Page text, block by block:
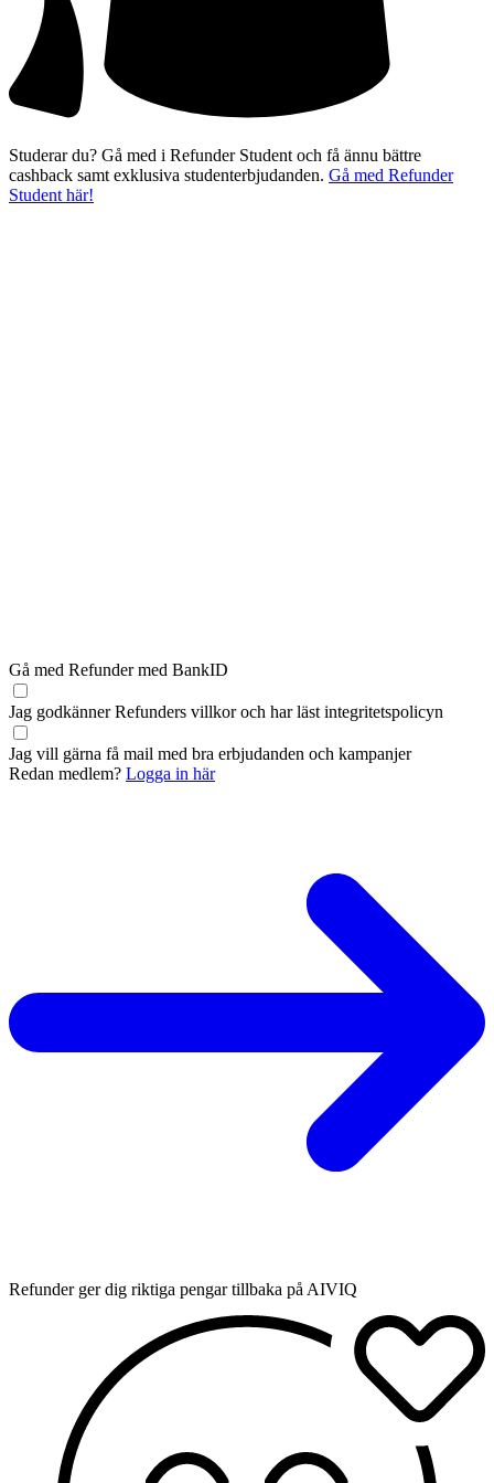
Studerar du? Gå med i Refunder Student och få ännu bättre
cashback samt exklusiva studenterbjudanden. Gå med Refunder
Student här!
Gå med Refunder med BankID
Jag godkänner Refunders villkoroch har läst integritetspolicyn
Jag vill gärna få mail med bra erbjudanden och kampanjer
Redan medlem? Logga in här
Refunder ger dig riktiga pengar tillbaka på AIVIQ